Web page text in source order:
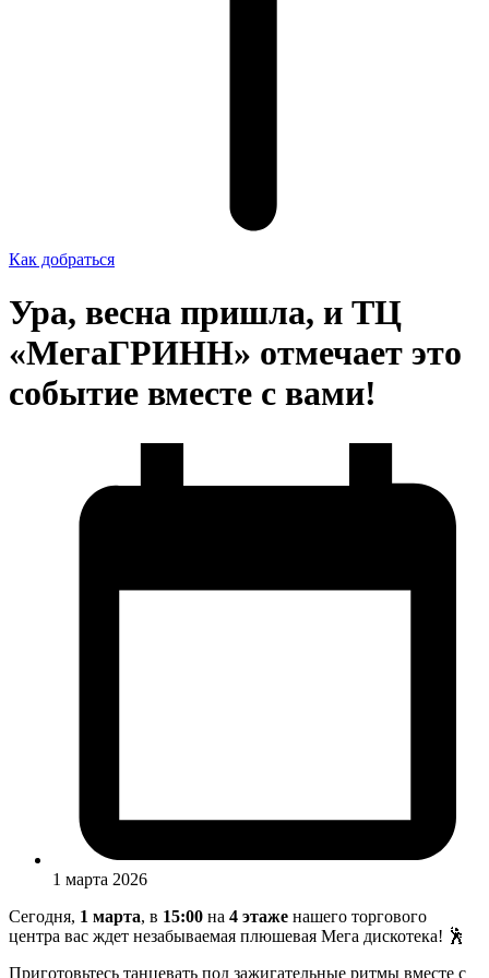
Как добраться
Ура, весна пришла, и ТЦ
«МегаГРИНН» отмечает это
событие вместе с вами!
1 марта 2026
Сегодня, 1 марта, в 15:00 на 4 этаже нашего торгового
центра вас ждет незабываемая плюшевая Мега дискотека! 🕺
Приготовьтесь танцевать под зажигательные ритмы вместе с